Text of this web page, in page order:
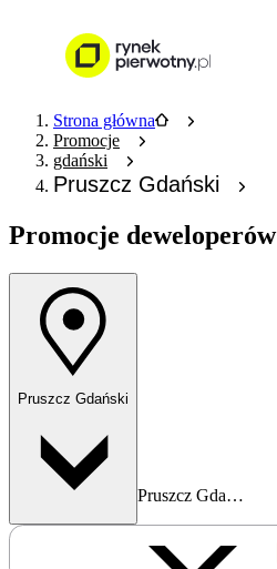
Strona główna
Promocje
gdański
Pruszcz Gdański
Promocje deweloperów
Pruszcz Gdański
Pruszcz Gdański